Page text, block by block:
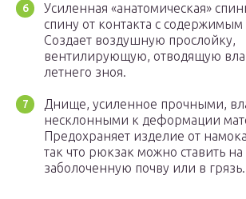
Усиленная «анатомическая»
спину от контакта с
Создает воздушную прослойку,
вентилирующую, отводящую
летнего зноя.
Днище, усиленное прочными,
несклонными к деформации
Предохраняет изделие от
так что рюкзак можно ставить
заболоченную почву или в грязь.